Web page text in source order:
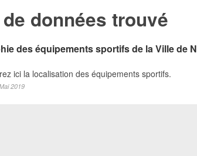
données trouvé
des équipements sportifs de la Ville de
ici la localisation des équipements sportifs.
2019